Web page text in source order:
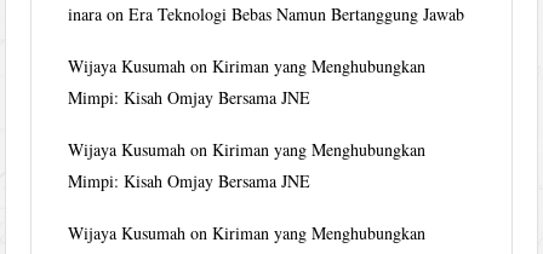
inara onEra Teknologi Bebas Namun Bertanggung Jawab
Wijaya Kusumah onKiriman yang Menghubungkan
Mimpi: Kisah Omjay Bersama JNE
Wijaya Kusumah onKiriman yang Menghubungkan
Mimpi: Kisah Omjay Bersama JNE
Wijaya Kusumah onKiriman yang Menghubungkan